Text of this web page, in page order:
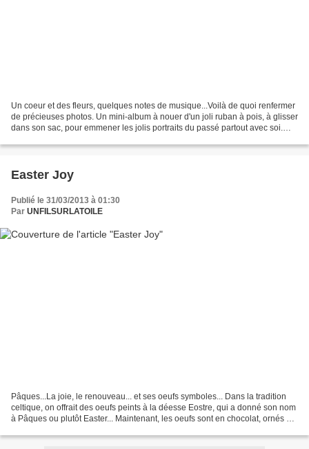
Un coeur et des fleurs, quelques notes de musique...Voilà de quoi renfermer
de précieuses photos. Un mini-album à nouer d'un joli ruban à pois, à glisser
dans son sac, pour emmener les jolis portraits du passé partout avec soi.
Easter Joy
Publié le 31/03/2013 à 01:30
Par UNFILSURLATOILE
Pâques...La joie, le renouveau... et ses oeufs symboles... Dans la tradition
celtique, on offrait des oeufs peints à la déesse Eostre, qui a donné son nom
à Pâques ou plutôt Easter... Maintenant, les oeufs sont en chocolat, ornés de